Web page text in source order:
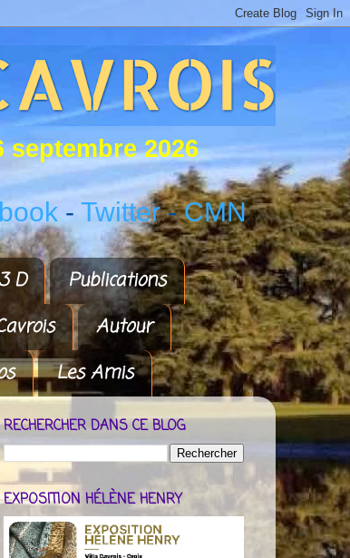
septembre 2026
- Twitter -CMN
3 D
Publications
Autour
Les Amis
RECHERCHER DANS CE BLOG
EXPOSITION HÉLÈNE HENRY